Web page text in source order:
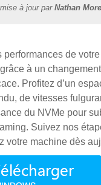
à jour par Nathan
performances de
à un
Profitez d’un
de vitesses
du NVMe pour
Suivez nos
votre machine dès